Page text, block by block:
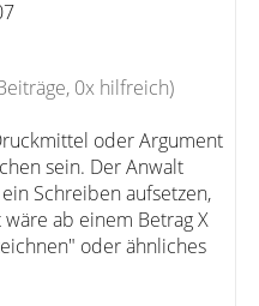
0x hilfreich)
oder Argument
sein. Der Anwalt
Schreiben aufsetzen,
ab einem Betrag X
oder ähnliches